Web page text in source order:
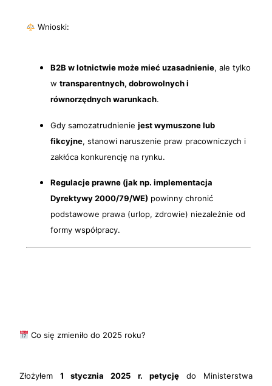
Wnioski:
B2B w lotnictwie może mieć uzasadnienie, ale tylko
w transparentnych, dobrowolnych i
równorzędnych warunkach.
Gdy samozatrudnienie jest wymuszone lub
fikcyjne, stanowi naruszenie praw pracowniczych i
zakłóca konkurencję na rynku.
Regulacje prawne (jak np. implementacja
Dyrektywy 2000/79/WE) powinny chronić
podstawowe prawa (urlop, zdrowie) niezależnie od
formy współpracy.
Co się zmieniło do 2025 roku?
Złożyłem1 stycznia 2025 r. petycjędo Ministerstwa